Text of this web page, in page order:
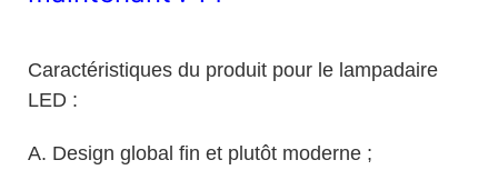
Caractéristiques du produit pour le lampadaire
LED :
A. Design global fin et plutôt moderne ;